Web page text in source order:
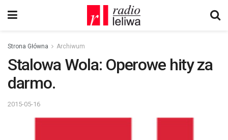
Strona Główna Archiwum
Stalowa Wola: Operowe hity za
darmo.
2015-05-16